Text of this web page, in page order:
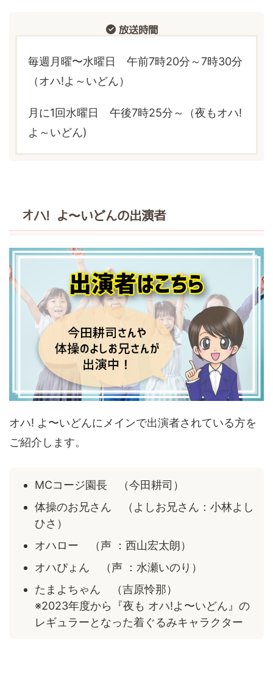
放送時間
毎週月曜〜水曜日 午前7時20分～7時30分
（オハ!よ～いどん）
月に1回水曜日 午後7時25分～（夜もオハ!
よ～いどん)
オハ! よ〜いどんの出演者
オハ! よ〜いどんにメインで出演者されている方を
ご紹介します。
MCコージ園長 （今田耕司）
体操のお兄さん （よしお兄さん：小林よし
ひさ）
オハロー （声 ：西山宏太朗）
オハぴょん （声 ：水瀬いのり）
たまよちゃん （吉原怜那）
※2023年度から『夜も オハ!よ〜いどん』の
レギュラーとなった着ぐるみキャラクター